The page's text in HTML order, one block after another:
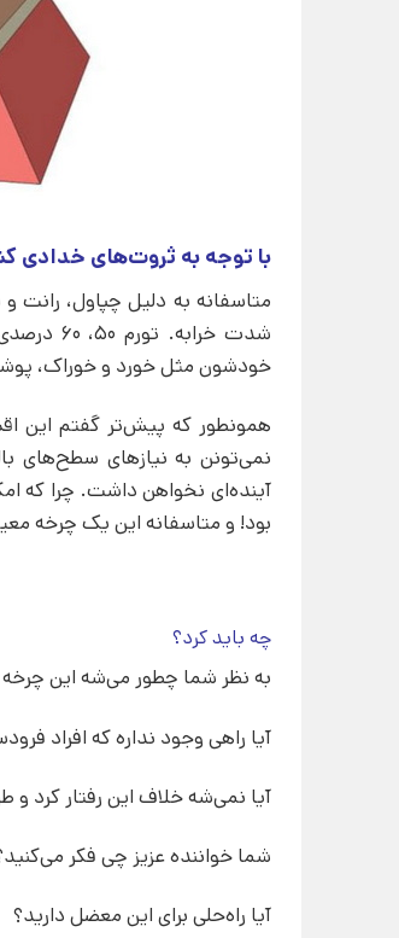
با توجه به ثروت‌های خدادی
متاسفانه به دلیل چپاول، رانت
شدت
خودشون مثل خورد و خوراک،
همونطور که پیش‌تر گفتم این
نمی‌تونن به نیازهای سطح‌های
آینده‌ای نخواهن داشت. چرا که
بود! و متاسفانه این یک چرخه
چه باید کرد؟
به نظر شما چطور می‌شه این
آیا راهی وجود نداره که افراد
آیا نمی‌شه خلاف این رفتار کرد و
شما خواننده عزیز چی فکر
آیا راه‌حلی برای این معضل دارید؟